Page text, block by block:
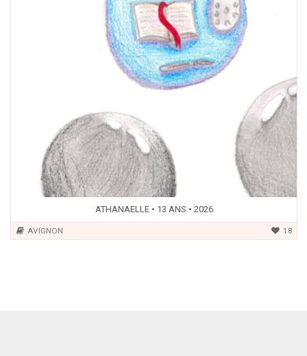
ATHANAELLE • 13 ANS • 2026
AVIGNON 18